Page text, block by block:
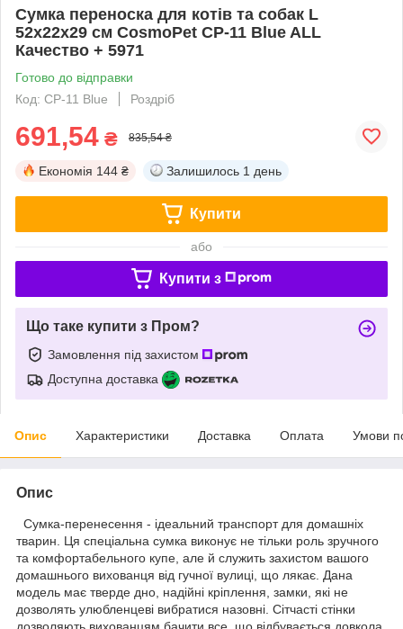
Сумка переноска для котів та собак L
52x22x29 см CosmoPet CP-11 Blue ALL
Качество + 5971
Готово до відправки
Код: CP-11 Blue
Роздріб
691,54 ₴ 835,54 ₴
Економія 144 ₴ Залишилось 1 день
Купити
або
Купити з
Що таке купити з Пром?
Замовлення під захистом
Доступна доставка
Опис Характеристики Доставка Оплата Умови
Опис
Сумка-перенесення - ідеальний транспорт для домашніх
тварин. Ця спеціальна сумка виконує не тільки роль зручного
та комфортабельного купе, але й служить захистом вашого
домашнього вихованця від гучної вулиці, що лякає. Дана
модель має тверде дно, надійні кріплення, замки, які не
дозволять улюбленцеві вибратися назовні. Сітчасті стінки
дозволяють вихованцям бачити все, що відбувається довкола.